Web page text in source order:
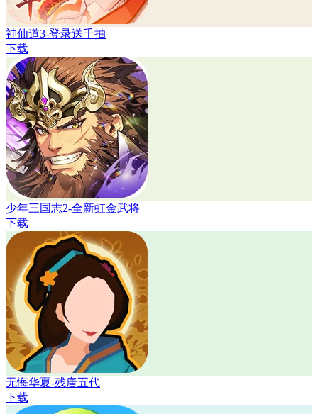
神仙道3-登录送千抽
下载
少年三国志2-全新虹金武将
下载
无悔华夏-残唐五代
下载